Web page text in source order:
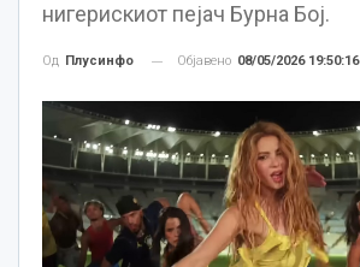
нигерискиот пејач Бурна Бој.
Од Плусинфо Објавено 08/05/2026 19:50:16